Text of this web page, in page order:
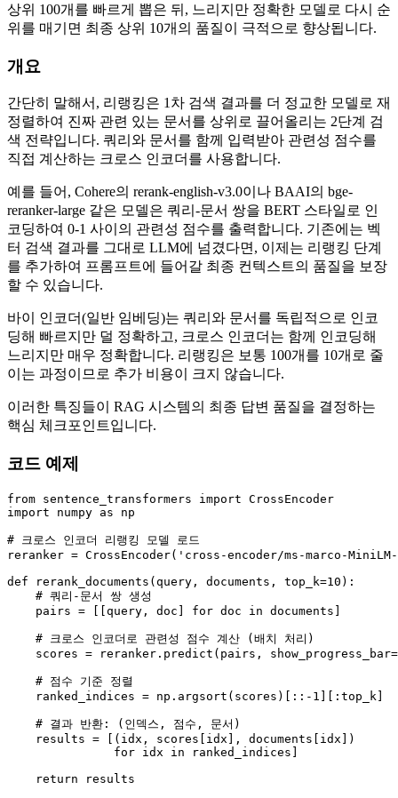
상위 100개를 빠르게 뽑은 뒤, 느리지만 정확한 모델로 다시 순
위를 매기면 최종 상위 10개의 품질이 극적으로 향상됩니다.
개요
간단히 말해서, 리랭킹은 1차 검색 결과를 더 정교한 모델로 재
정렬하여 진짜 관련 있는 문서를 상위로 끌어올리는 2단계 검
색 전략입니다. 쿼리와 문서를 함께 입력받아 관련성 점수를
직접 계산하는 크로스 인코더를 사용합니다.
예를 들어, Cohere의 rerank-english-v3.0이나 BAAI의 bge-
reranker-large 같은 모델은 쿼리-문서 쌍을 BERT 스타일로 인
코딩하여 0-1 사이의 관련성 점수를 출력합니다. 기존에는 벡
터 검색 결과를 그대로 LLM에 넘겼다면, 이제는 리랭킹 단계
를 추가하여 프롬프트에 들어갈 최종 컨텍스트의 품질을 보장
할 수 있습니다.
바이 인코더(일반 임베딩)는 쿼리와 문서를 독립적으로 인코
딩해 빠르지만 덜 정확하고, 크로스 인코더는 함께 인코딩해
느리지만 매우 정확합니다. 리랭킹은 보통 100개를 10개로 줄
이는 과정이므로 추가 비용이 크지 않습니다.
이러한 특징들이 RAG 시스템의 최종 답변 품질을 결정하는
핵심 체크포인트입니다.
코드 예제
from sentence_transformers import
import numpy as np
# 크로스 인코더 리랭킹 모델 로드
reranker = CrossEncoder( 'cross-encoder/ms-marco-
def
rerank_documents ( query, documents, top_k=10 ):
# 쿼리-문서 쌍 생성
    pairs = [[query, doc]
for doc in documents]
# 크로스 인코더로 관련성 점수 계산 (배치 처리)
    scores = reranker.predict(pairs, show_progress_bar=
# 점수 기준 정렬
    ranked_indices = np.argsort(scores)[::-
1 ][:top_k]
# 결과 반환: (인덱스, 점수, 문서)
    results = [(idx, scores[idx], documents[idx])
for idx in ranked_indices]
return results